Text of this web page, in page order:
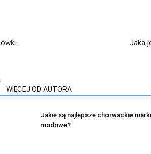
Jaka
WIĘCEJ OD AUTORA
Jakie są najlepsze chorwackie marki
modowe?